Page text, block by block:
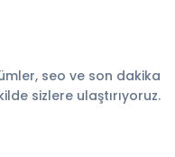
seo ve son dakika
sizlere ulaştırıyoruz.